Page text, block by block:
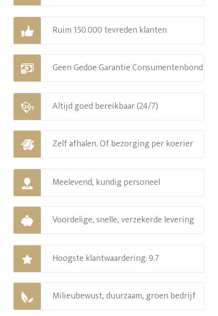
Ruim 150.000 tevreden klanten
Geen Gedoe Garantie Consumentenbond
Altijd goed bereikbaar (24/7)
Zelf afhalen. Of bezorging per koerier
Meelevend, kundig personeel
Voordelige, snelle, verzekerde levering
Hoogste klantwaardering: 9.7
Milieubewust, duurzaam, groen bedrijf